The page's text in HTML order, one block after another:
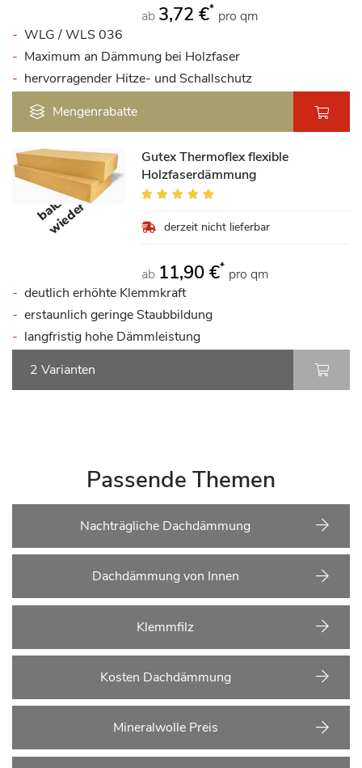
ab 3,72 €* pro qm
WLG / WLS 036
Maximum an Dämmung bei Holzfaser
hervorragender Hitze- und Schallschutz
Mengenrabatte
b
a
l
d
w
i
e
d
e
r
d
a
Gutex Thermoflex flexible
Holzfaserdämmung
Bewertung:
derzeit nicht lieferbar
ab 11,90 €* pro qm
deutlich erhöhte Klemmkraft
erstaunlich geringe Staubbildung
langfristig hohe Dämmleistung
2 Varianten
Passende Themen
Nachträgliche Dachdämmung
Dachdämmung von Innen
Klemmfilz
Kosten Dachdämmung
Mineralwolle Preis